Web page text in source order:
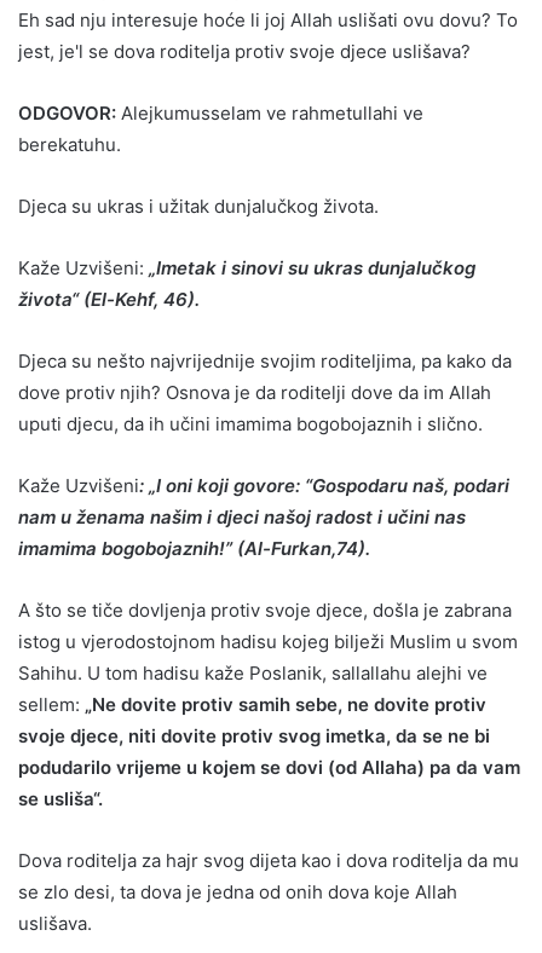
Eh sad nju interesuje hoće li joj Allah uslišati ovu dovu? To
jest, je'l se dova roditelja protiv svoje djece uslišava?
ODGOVOR: Alejkumusselam ve rahmetullahi ve
berekatuhu.
Djeca su ukras i užitak dunjalučkog života.
Kaže Uzvišeni: „Imetak i sinovi su ukras dunjalučkog
života“ (El-Kehf, 46).
Djeca su nešto najvrijednije svojim roditeljima, pa kako da
dove protiv njih? Osnova je da roditelji dove da im Allah
uputi djecu, da ih učini imamima bogobojaznih i slično.
Kaže Uzvišeni: „I oni koji govore: “Gospodaru naš, podari
nam u ženama našim i djeci našoj radost i učini nas
imamima bogobojaznih!” (Al-Furkan,74).
A što se tiče dovljenja protiv svoje djece, došla je zabrana
istog u vjerodostojnom hadisu kojeg bilježi Muslim u svom
Sahihu. U tom hadisu kaže Poslanik, sallallahu alejhi ve
sellem: „Ne dovite protiv samih sebe, ne dovite protiv
svoje djece, niti dovite protiv svog imetka, da se ne bi
podudarilo vrijeme u kojem se dovi (od Allaha) pa da vam
se usliša“.
Dova roditelja za hajr svog dijeta kao i dova roditelja da mu
se zlo desi, ta dova je jedna od onih dova koje Allah
uslišava.